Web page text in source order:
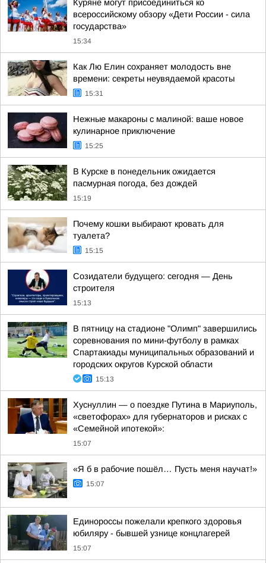
Куряне могут присоединиться ко
всероссийскому обзору «Дети России - сила
государства»
15:34
Как Лю Елин сохраняет молодость вне
времени: секреты неувядаемой красоты
15:31
Нежные макароны с малиной: ваше новое
кулинарное приключение
15:25
В Курске в понедельник ожидается
пасмурная погода, без дождей
15:19
Почему кошки выбирают кровать для
туалета?
15:15
Созидатели будущего: сегодня — День
строителя
15:13
В пятницу на стадионе "Олимп" завершились
соревнования по мини-футболу в рамках
Спартакиады муниципальных образований и
городских округов Курской области
15:13
Хуснуллин — о поездке Путина в Мариуполь,
«светофорах» для губернаторов и рисках с
«Семейной ипотекой»:
15:07
«Я б в рабочие пошёл… Пусть меня научат!»
15:07
Единороссы пожелали крепкого здоровья
юбиляру - бывшей узнице концлагерей
15:07